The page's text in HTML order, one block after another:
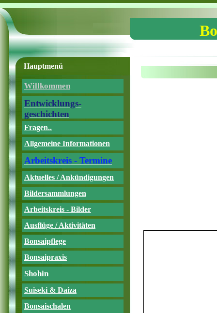
Hauptmenü
Willkommen
Entwicklungs-
geschichten
Fragen..
Allgemeine Informationen
Arbeitskreis - Termine
Aktuelles / Ankündigungen
Bildersammlungen
Arbeitskreis - Bilder
Ausflüge / Aktivitäten
Bonsaipflege
Bonsaipraxis
Shohin
Suiseki & Daiza
Bonsaischalen